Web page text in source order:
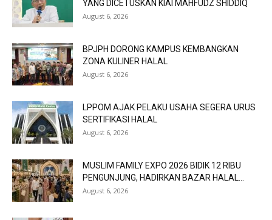
YANG DICETUSKAN KIAI MAHFUDZ SHIDDIQ
August 6, 2026
BPJPH DORONG KAMPUS KEMBANGKAN
ZONA KULINER HALAL
August 6, 2026
LPPOM AJAK PELAKU USAHA SEGERA URUS
SERTIFIKASI HALAL
August 6, 2026
MUSLIM FAMILY EXPO 2026 BIDIK 12 RIBU
PENGUNJUNG, HADIRKAN BAZAR HALAL...
August 6, 2026